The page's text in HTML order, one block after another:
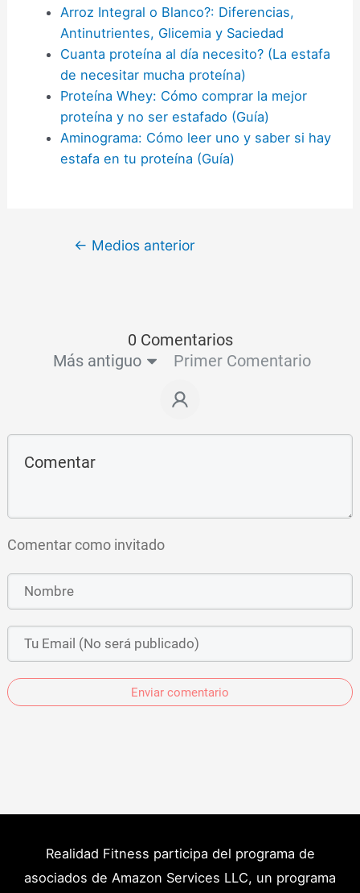
Arroz Integral o Blanco?: Diferencias,
Antinutrientes, Glicemia y Saciedad
Cuanta proteína al día necesito? (La estafa
de necesitar mucha proteína)
Proteína Whey: Cómo comprar la mejor
proteína y no ser estafado (Guía)
Aminograma: Cómo leer uno y saber si hay
estafa en tu proteína (Guía)
← Medios anterior
0 Comentarios
Más antiguo
Primer Comentario
Comentar como invitado
Enviar comentario
Realidad Fitness participa del programa de
asociados de Amazon Services LLC, un programa